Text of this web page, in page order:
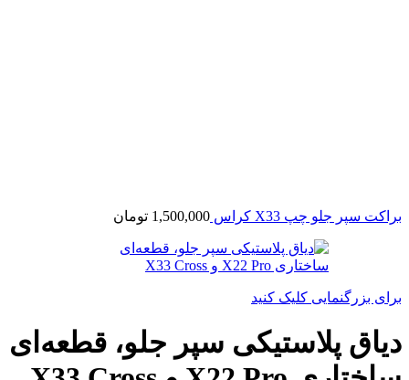
براکت سپر جلو چپ X33 کراس 1,500,000 تومان
برای بزرگنمایی کلیک کنید
دیاق پلاستیکی سپر جلو، قطعه‌ای